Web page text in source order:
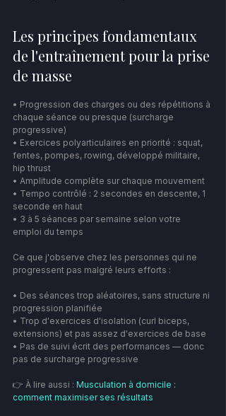
Les principes fondamentaux
de l'entraînement pour la prise
de masse
• Progression des charges ou des répétitions à
chaque séance ou presque (surcharge
progressive)
• Exercices polyarticulaires en priorité : squat,
fentes, pompes, rowing, développé militaire,
hip thrust
• Amplitude complète sur chaque mouvement
• Tempo contrôlé : 2 secondes en descente, 1
seconde en haut
• 3 à 5 séances par semaine selon votre
emploi du temps
Ce que j'observe chez les personnes qui ne
progressent pas malgré leurs efforts :
• Des séances trop aléatoires, sans structure ni
progression planifiée
• Trop d'exercices d'isolation (curl biceps,
extensions) et pas assez d'exercices de base
• Pas de suivi écrit des performances — donc
pas de surcharge progressive
👉 À lire aussi : Musculation à domicile :
comment maximiser ses résultats